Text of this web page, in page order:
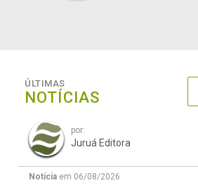
ÚLTIMAS
NOTÍCIAS
por:
Juruá Editora
Notícia em 06/08/2026